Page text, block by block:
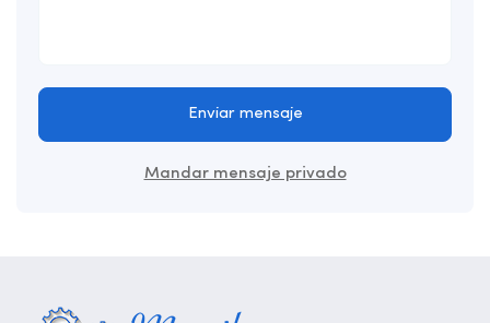
Enviar mensaje
Mandar mensaje privado